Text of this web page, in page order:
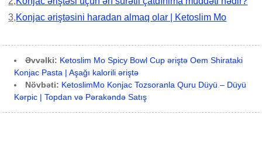
3,Konjac əriştəsini haradan almaq olar | Ketoslim Mo
Əvvəlki: Ketoslim Mo Spicy Bowl Cup əriştə Oem Shirataki
Konjac Pasta | Aşağı kalorili əriştə
Növbəti: KetoslimMo Konjac Tozsoranla Quru Düyü – Düyü
Kərpic | Topdan və Pərakəndə Satış